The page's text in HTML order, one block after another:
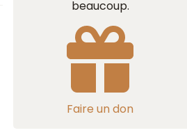
beaucoup.
Faire un don